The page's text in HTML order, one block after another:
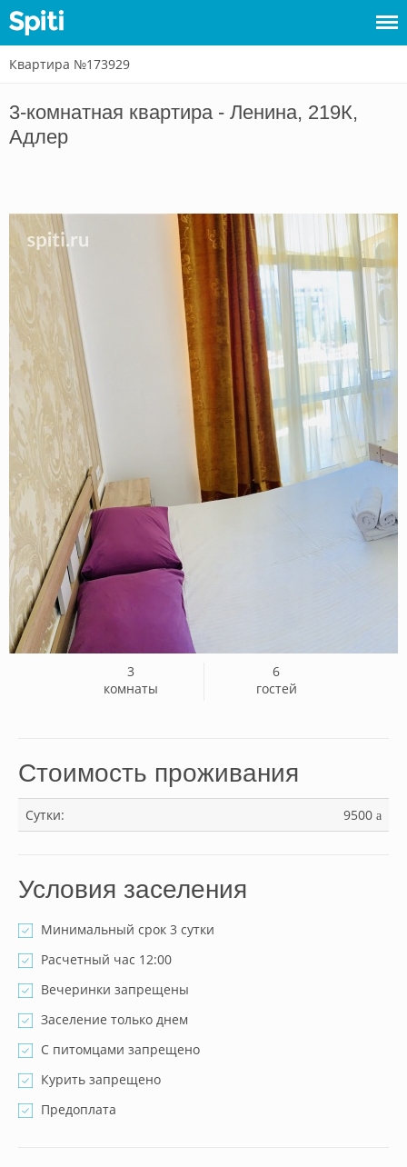
Войти
Сдать
Квартира №173929
3-комнатная квартира - Ленина, 219К,
Адлер
3
комнаты
6
гостей
Стоимость проживания
Сутки: 9500 a
Условия заселения
Минимальный срок 3 сутки
Расчетный час 12:00
Вечеринки запрещены
Заселение только днем
С питомцами запрещено
Курить запрещено
Предоплата